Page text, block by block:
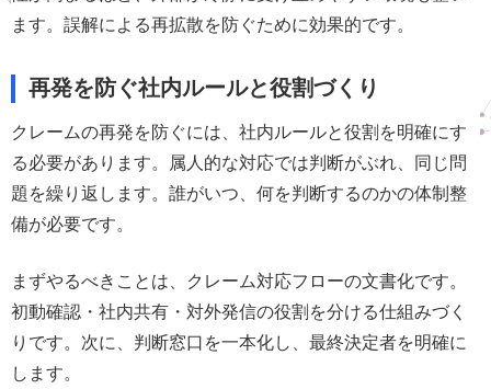
ます。誤解による再拡散を防ぐために効果的です。
再発を防ぐ社内ルールと役割づくり
クレームの再発を防ぐには、社内ルールと役割を明確にす
る必要があります。属人的な対応では判断がぶれ、同じ問
題を繰り返します。誰がいつ、何を判断するのかの体制整
備が必要です。
まずやるべきことは、クレーム対応フローの文書化です。
初動確認・社内共有・対外発信の役割を分ける仕組みづく
りです。次に、判断窓口を一本化し、最終決定者を明確に
します。